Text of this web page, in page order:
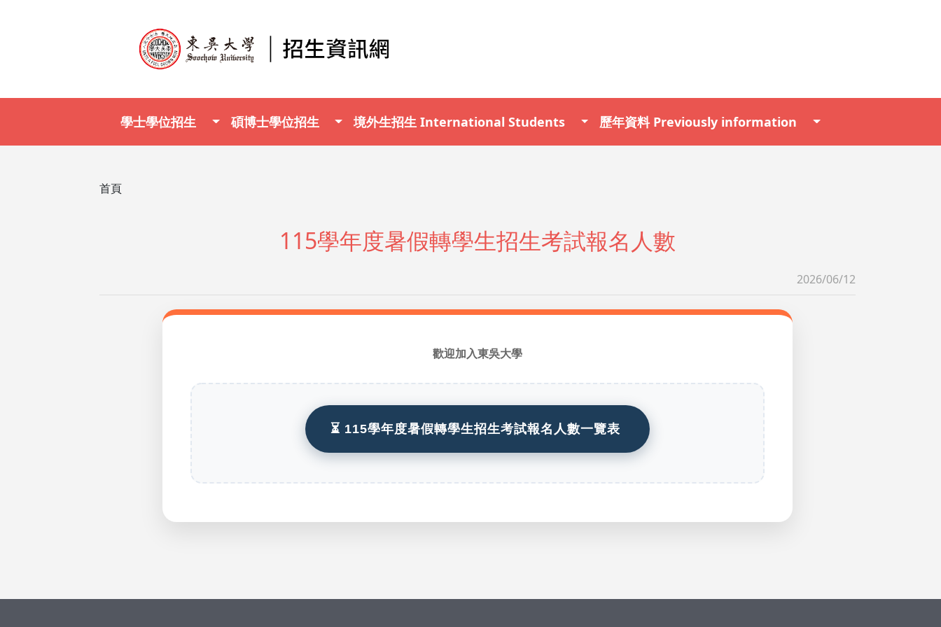
Main navigation
學士學位招生 碩博士學位招生 境外生招生 International Students 歷年資料 Previously information
導航連結
首頁
115學年度暑假轉學生招生考試報名人數
2026/06/12
歡迎加入東吳大學
⏳ 115學年度暑假轉學生招生考試報名人數一覽表